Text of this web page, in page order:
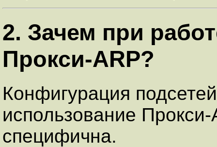
2. Зачем при
Прокси-ARP?
Конфигурация
использование Прокси-
специфична.